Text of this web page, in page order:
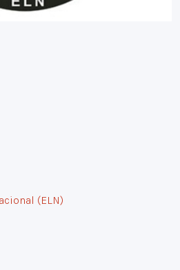
(ELN)